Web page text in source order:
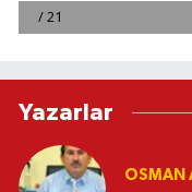
Yazarlar
OSMAN